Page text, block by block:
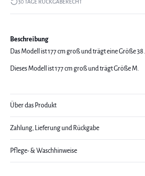
30 TAGE RÜCKGABERECHT
Beschreibung
Das Modell ist 177 cm groß und trägt eine Größe 38.
Dieses Modell ist 177 cm groß und trägt Größe M.
Über das Produkt
Zahlung, Lieferung und Rückgabe
Pflege- & Waschhinweise